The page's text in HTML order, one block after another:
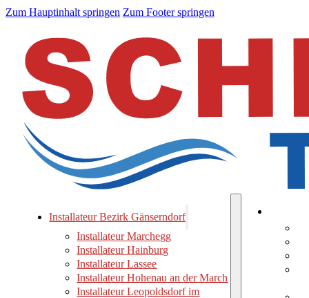
Zum Hauptinhalt springen Zum Footer springen
Installateur Bezirk Gänserndorf
Installateur Marchegg
Installateur Hainburg
Installateur Lassee
Installateur Hohenau an der March
Installateur Leopoldsdorf im